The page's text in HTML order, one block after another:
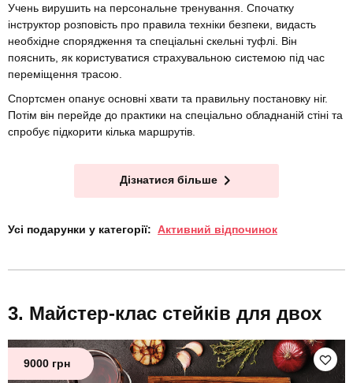
Учень вирушить на персональне тренування. Спочатку
інструктор розповість про правила техніки безпеки, видасть
необхідне спорядження та спеціальні скельні туфлі. Він
пояснить, як користуватися страхувальною системою під час
переміщення трасою.
Спортсмен опанує основні хвати та правильну постановку ніг.
Потім він перейде до практики на спеціально обладнаній стіні та
спробує підкорити кілька маршрутів.
Дізнатися більше
Усі подарунки у категорії: Активний відпочинок
Майстер-клас стейків для двох
9000 грн